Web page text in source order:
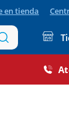
en tienda